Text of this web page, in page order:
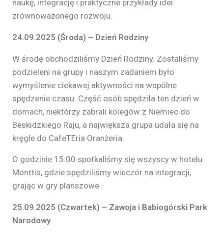
naukę, integrację i praktyczne przykłady idei
zrównoważonego rozwoju.
24.09.2025 (Środa) – Dzień Rodziny
W środę obchodziliśmy Dzień Rodziny. Zostaliśmy
podzieleni na grupy i naszym zadaniem było
wymyślenie ciekawej aktywności na wspólne
spędzenie czasu. Część osób spędziła ten dzień w
domach, niektórzy zabrali kolegów z Niemiec do
Beskidzkiego Raju, a największa grupa udała się na
kręgle do CafeTEria Oranżeria.
O godzinie 15:00 spotkaliśmy się wszyscy w hotelu
Monttis, gdzie spędziliśmy wieczór na integracji,
grając w gry planszowe.
25.09.2025 (Czwartek) – Zawoja i Babiogórski Park
Narodowy